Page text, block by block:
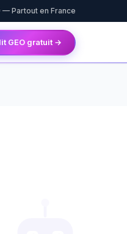
— Partout en France
GEO gratuit →